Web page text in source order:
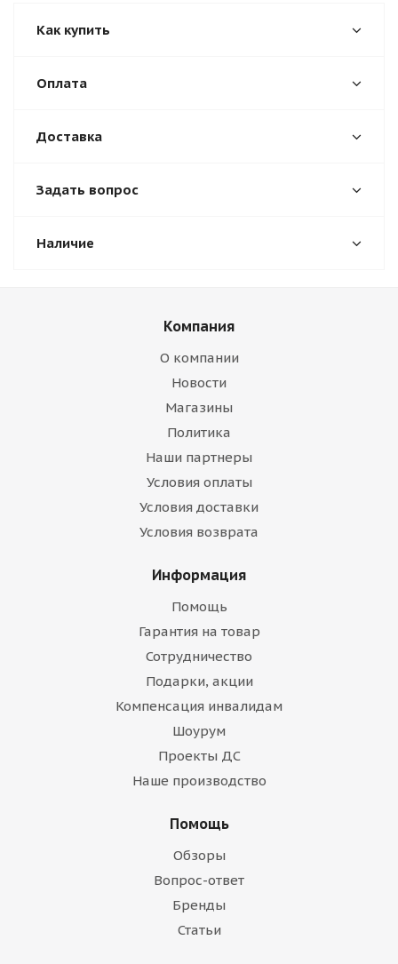
Как купить
Оплата
Доставка
Задать вопрос
Наличие
Компания
О компании
Новости
Магазины
Политика
Наши партнеры
Условия оплаты
Условия доставки
Условия возврата
Информация
Помощь
Гарантия на товар
Сотрудничество
Подарки, акции
Компенсация инвалидам
Шоурум
Проекты ДС
Наше производство
Помощь
Обзоры
Вопрос-ответ
Бренды
Статьи